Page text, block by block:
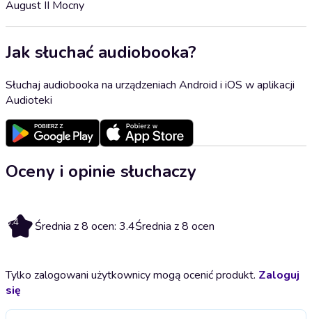
August II Mocny
Jak słuchać audiobooka?
Słuchaj audiobooka na urządzeniach Android i iOS w aplikacji
Audioteki
Oceny i opinie słuchaczy
3.4 Średnia z 8 ocen: 3.4Średnia z 8 ocen
Tylko zalogowani użytkownicy mogą ocenić produkt. Zaloguj
się